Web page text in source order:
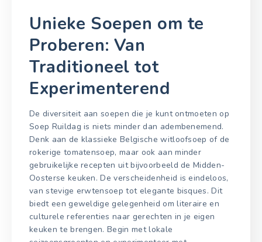
Unieke Soepen om te
Proberen: Van
Traditioneel tot
Experimenterend
De diversiteit aan soepen die je kunt ontmoeten op
Soep Ruildag is niets minder dan adembenemend.
Denk aan de klassieke Belgische witloofsoep of de
rokerige tomatensoep, maar ook aan minder
gebruikelijke recepten uit bijvoorbeeld de Midden-
Oosterse keuken. De verscheidenheid is eindeloos,
van stevige erwtensoep tot elegante bisques. Dit
biedt een geweldige gelegenheid om literaire en
culturele referenties naar gerechten in je eigen
keuken te brengen. Begin met lokale